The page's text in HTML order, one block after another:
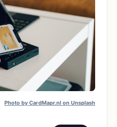
Photo by CardMapr.nl on Unsplash